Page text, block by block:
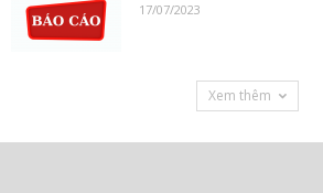
17/07/2023
Xem thêm